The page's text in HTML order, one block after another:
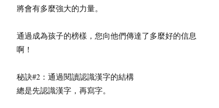
將會有多麼強大的力量。
通過成為孩子的榜樣，您向他們傳達了多麼好的信息
啊！
秘訣#2：通過閱讀認識漢字的結構
總是先認識漢字，再寫字。